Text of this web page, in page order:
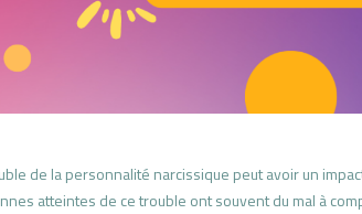
de la personnalité narcissique peut avoir un
atteintes de ce trouble ont souvent du mal à